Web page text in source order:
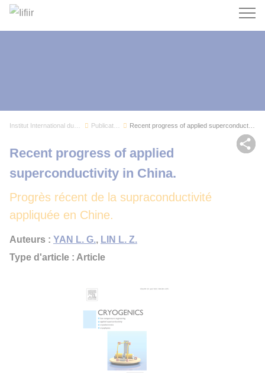
Publications
Recent progress of applied superconductivity in...
Progrès récent de la supraconductivité
appliquée en Chine.
Recent progress of applied
superconductivity in China.
Auteurs : YAN L. G., LIN L. Z.
Type d'article : Article